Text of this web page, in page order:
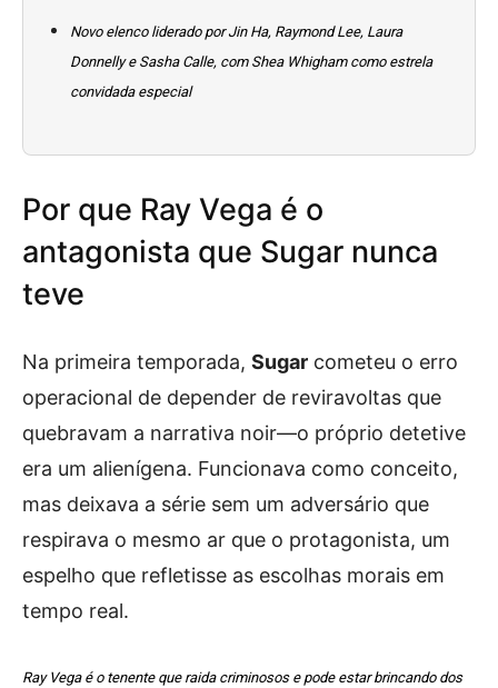
Novo elenco liderado por Jin Ha, Raymond Lee, Laura
Donnelly e Sasha Calle, com Shea Whigham como estrela
convidada especial
Por que Ray Vega é o
antagonista que Sugar nunca
teve
Na primeira temporada, Sugar cometeu o erro
operacional de depender de reviravoltas que
quebravam a narrativa noir—o próprio detetive
era um alienígena. Funcionava como conceito,
mas deixava a série sem um adversário que
respirava o mesmo ar que o protagonista, um
espelho que refletisse as escolhas morais em
tempo real.
Ray Vega é o tenente que raida criminosos e pode estar brincando dos